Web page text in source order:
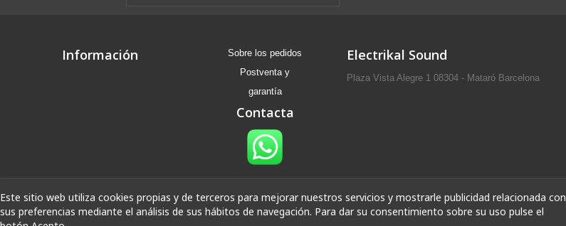
Información
Sobre los pedidos
Postventa y
garantía
Contacta
Electrikal Sound
Plaza Vista Alegre 1 08304 - Mataró Barcelona
Este sitio web utiliza cookies propias y de terceros para mejorar nuestros servicios y mostrarle publicidad relacionada con
sus preferencias mediante el análisis de sus hábitos de navegación. Para dar su consentimiento sobre su uso pulse el